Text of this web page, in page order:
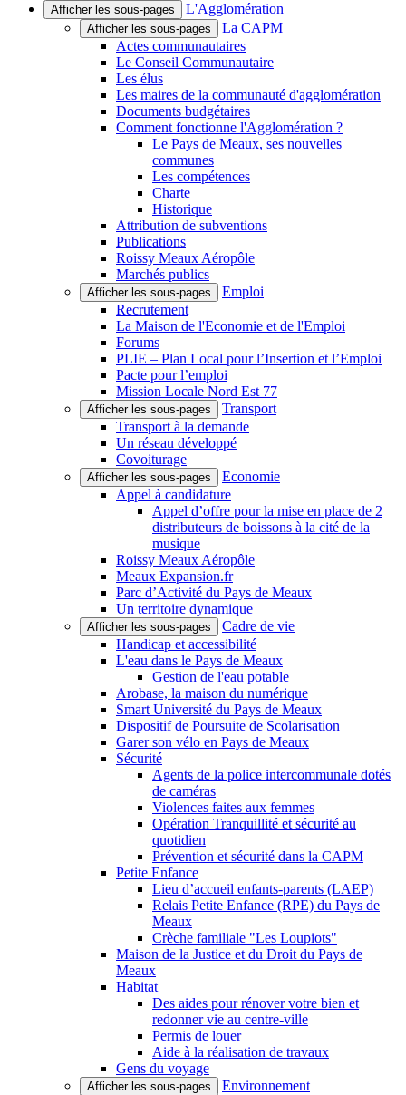
Afficher les sous-pages L'Agglomération
Afficher les sous-pages
La CAPM
Actes communautaires
Le Conseil Communautaire
Les élus
Les maires de la communauté d'agglomération
Documents budgétaires
Comment fonctionne l'Agglomération ?
Le Pays de Meaux, ses nouvelles
communes
Les compétences
Charte
Historique
Attribution de subventions
Publications
Roissy Meaux Aéropôle
Marchés publics
Afficher les sous-pages
Emploi
Recrutement
La Maison de l'Economie et de l'Emploi
Forums
PLIE – Plan Local pour l’Insertion et l’Emploi
Pacte pour l’emploi
Mission Locale Nord Est 77
Afficher les sous-pages
Transport
Transport à la demande
Un réseau développé
Covoiturage
Afficher les sous-pages
Economie
Appel à candidature
Appel d’offre pour la mise en place de 2
distributeurs de boissons à la cité de la
musique
Roissy Meaux Aéropôle
Meaux Expansion.fr
Parc d’Activité du Pays de Meaux
Un territoire dynamique
Afficher les sous-pages
Cadre de vie
Handicap et accessibilité
L'eau dans le Pays de Meaux
Gestion de l'eau potable
Arobase, la maison du numérique
Smart Université du Pays de Meaux
Dispositif de Poursuite de Scolarisation
Garer son vélo en Pays de Meaux
Sécurité
Agents de la police intercommunale dotés
de caméras
Violences faites aux femmes
Opération Tranquillité et sécurité au
quotidien
Prévention et sécurité dans la CAPM
Petite Enfance
Lieu d’accueil enfants-parents (LAEP)
Relais Petite Enfance (RPE) du Pays de
Meaux
Crèche familiale "Les Loupiots"
Maison de la Justice et du Droit du Pays de
Meaux
Habitat
Des aides pour rénover votre bien et
redonner vie au centre-ville
Permis de louer
Aide à la réalisation de travaux
Gens du voyage
Afficher les sous-pages
Environnement